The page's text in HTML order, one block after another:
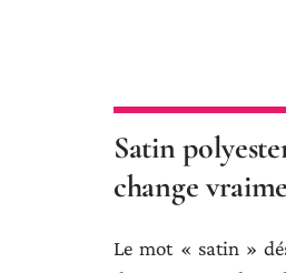
Satin
change
Le mot « satin »